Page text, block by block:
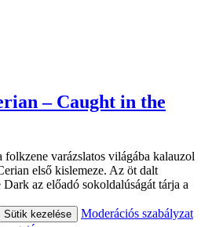
– Caught in the
folkzene varázslatos világába kalauzol
első kislemeze. Az öt dalt
az előadó sokoldalúságát tárja a
Sütik kezelése
Moderációs szabályzat